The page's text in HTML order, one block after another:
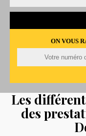
ON VOUS
Les
des